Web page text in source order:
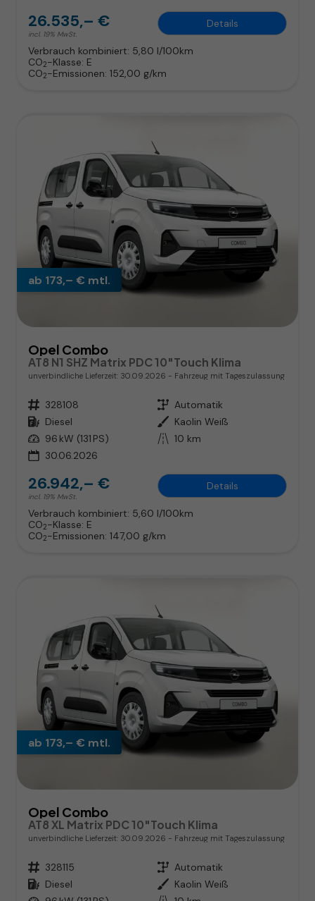
26.535,– €
incl. 19% MwSt.
Details
Verbrauch kombiniert: 5,80 l/100km
CO2-Klasse: E
CO2-Emissionen: 152,00 g/km
ab 173,– € mtl.
Opel Combo
AT8 N1 SHZ Matrix PDC 10"Touch Klima
unverbindliche Lieferzeit: 30.09.2026 Fahrzeug mit Tageszulassung
Fahrzeugnr. 328108 Getriebe Automatik
Kraftstoff Diesel Außenfarbe Kaolin Weiß
Leistung 96 kW (131 PS) Kilometerstand 10 km
30.06.2026
26.942,– €
incl. 19% MwSt.
Details
Verbrauch kombiniert: 5,60 l/100km
CO2-Klasse: E
CO2-Emissionen: 147,00 g/km
ab 173,– € mtl.
Opel Combo
AT8 XL Matrix PDC 10"Touch Klima
unverbindliche Lieferzeit: 30.09.2026 Fahrzeug mit Tageszulassung
Fahrzeugnr. 328115 Getriebe Automatik
Kraftstoff Diesel Außenfarbe Kaolin Weiß